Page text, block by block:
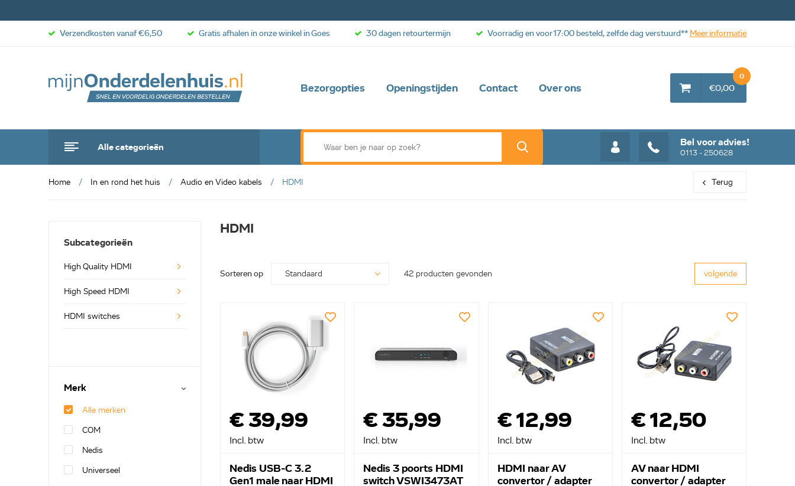
Bezorgopties Openingstijden Contact Over ons
Alle categorieën Bel voor advies!
0113 - 250628
€0,00
0
Verzendkosten vanaf €6,50 Gratis afhalen in onze winkel in Goes 30 dagen retourtermijn Voorradig en voor 17:00 besteld, zelfde dag verstuurd** Meer informatie
Home In en rond het huis Audio en Video kabels HDMI Terug
Subcategorieën
High Quality HDMI
High Speed HDMI
HDMI switches
Merk
Alle merken
COM
Nedis
Universeel
HDMI
Sorteren op 42 producten gevonden volgende
€ 39,99
Incl. btw
Nedis USB-C 3.2
Gen1 male naar HDMI
€ 35,99
Incl. btw
Nedis 3 poorts HDMI
switch VSWI3473AT
€ 12,99
Incl. btw
HDMI naar AV
convertor / adapter
€ 12,50
Incl. btw
AV naar HDMI
convertor / adapter